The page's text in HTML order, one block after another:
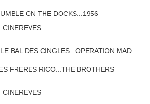
ON THE DOCKS...1956
BAL DES CINGLES...OPERATION MAD
FRERES RICO...THE BROTHERS